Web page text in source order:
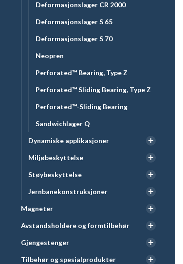
Deformasjonslager CR 2000
Deformasjonslager S 65
Deformasjonslager S 70
Neopren
Perforated™ Bearing, Type Z
Perforated™ Sliding Bearing, Type Z
Perforated™-Sliding Bearing
Sandwichlager Q
Dynamiske applikasjoner
Miljøbeskyttelse
Støybeskyttelse
Jernbanekonstruksjoner
Magneter
Avstandsholdere og formtilbehør
Gjengestenger
Tilbehør og spesialprodukter